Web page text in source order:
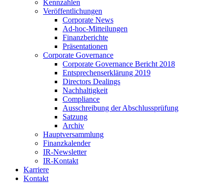
Kennzahlen
Veröffentlichungen
Corporate News
Ad-hoc-Mitteilungen
Finanzberichte
Präsentationen
Corporate Governance
Corporate Governance Bericht 2018
Entsprechenserklärung 2019
Directors Dealings
Nachhaltigkeit
Compliance
Ausschreibung der Abschlussprüfung
Satzung
Archiv
Hauptversammlung
Finanzkalender
IR-Newsletter
IR-Kontakt
Karriere
Kontakt